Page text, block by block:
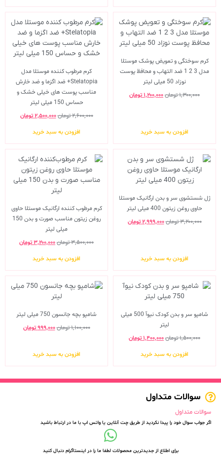
کرم سوختگی و تعویض پوشک موستلا
مدل 3 2 1 ضد التهاب و محافظ پوست
نوزاد 50 میلی لیتر
۱,۳۰۰,۰۰۰تومان۱,۲۰۰,۰۰۰تومان
افزودن به سبد خرید
کرم مرطوب کننده موستلا مدل
Stelatopia+ ضد اگزما و ضد خارش
مناسب پوست های خیلی خشک و
حساس 150 میلی لیتر
۲,۶۰۰,۰۰۰تومان۲,۵۰۰,۰۰۰تومان
افزودن به سبد خرید
ژل شستشوی سر و بدن ارگانیک موستلا
حاوی روغن زیتون 400 میلی لیتر
۳,۲۰۰,۰۰۰تومان۲,۹۹۹,۰۰۰تومان
افزودن به سبد خرید
کرم مرطوب کننده ارگانیک موستلا حاوی
روغن زیتون مناسب صورت و بدن 150
میلی لیتر
۳,۵۰۰,۰۰۰تومان۳,۲۰۰,۰۰۰تومان
افزودن به سبد خرید
شامپو سر و بدن کودک نیوآ 500 میلی
لیتر
۱,۵۰۰,۰۰۰تومان۱,۴۰۰,۰۰۰تومان
افزودن به سبد خرید
شامپو بچه جانسون 750 میلی لیتر
۱,۱۰۰,۰۰۰تومان۹۹۹,۰۰۰تومان
افزودن به سبد خرید
سوالات متداول
سوالات متداول
اگر جواب سوال خود را پیدا نکردید از طریق چت آنلاین یا واتس اپ با ما در ارتباط باشید
برای اطلاع از جدیدترین محصولات لطفا ما را در اینستاگرام دنبال کنید